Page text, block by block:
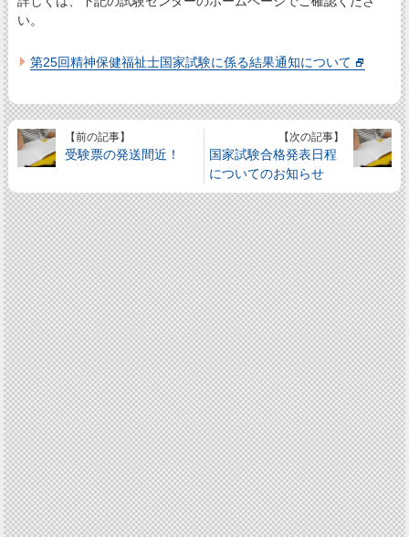
い。
第25回精神保健福祉士国家試験に係る結果通知について
【前の記事】
受験票の発送間近！
【次の記事】
国家試験合格発表日程
についてのお知らせ